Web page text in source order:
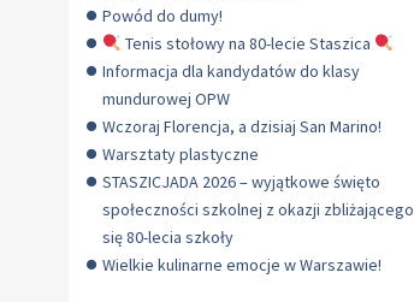
Powód do dumy!
Tenis stołowy na 80-lecie Staszica
Informacja dla kandydatów do klasy
mundurowej OPW
Wczoraj Florencja, a dzisiaj San Marino!
Warsztaty plastyczne
STASZICJADA 2026 – wyjątkowe święto
społeczności szkolnej z okazji zbliżającego
się 80-lecia szkoły
Wielkie kulinarne emocje w Warszawie!